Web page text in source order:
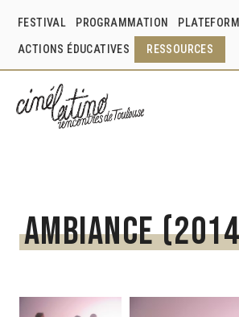
FESTIVAL PROGRAMMATION
ACTIONS ÉDUCATIVES RESSOURCES
Ambiance